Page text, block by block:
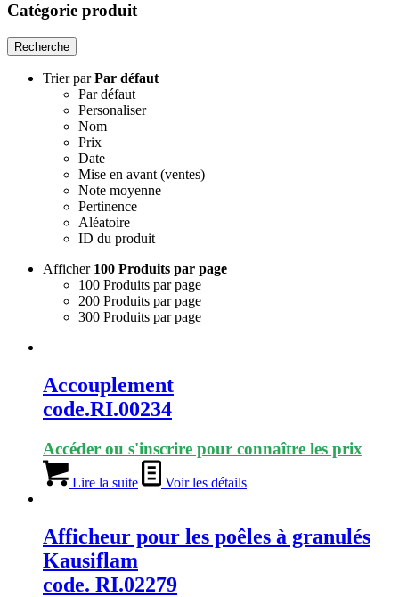
Catégorie produit
Recherche
Trier parPar défaut
Par défaut
Personaliser
Nom
Prix
Date
Mise en avant (ventes)
Note moyenne
Pertinence
Aléatoire
ID du produit
Afficher 100 Produits par page
100 Produits par page
200 Produits par page
300 Produits par page
Accouplement
code.RI.00234
Accéder ou s'inscrire pour connaître les prix
Lire la suite Voir les détails
Afficheur pour les poêles à granulés
Kausiflam
code. RI.02279